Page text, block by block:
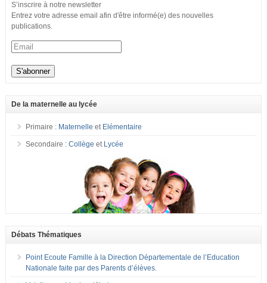
S’inscrire à notre newsletter
Entrez votre adresse email afin d'être informé(e) des nouvelles
publications.
De la maternelle au lycée
Primaire : Maternelle et Elémentaire
Secondaire : Collège et Lycée
Débats Thématiques
Point Ecoute Famille à la Direction Départementale de l’Education
Nationale faite par des Parents d’élèves.